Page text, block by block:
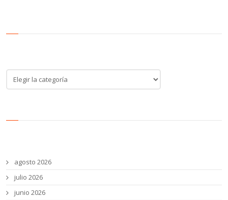
Categoría
de
noticias
agosto 2026
julio 2026
junio 2026